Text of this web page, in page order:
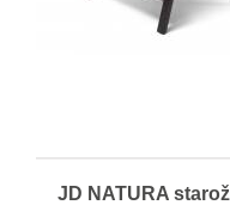
JD NATURA